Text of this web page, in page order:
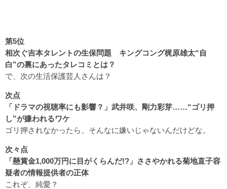
第5位
相次ぐ吉本タレントの生保問題 キングコング梶原雄太“自
白”の裏にあったタレコミとは？
で、次の生活保護芸人さんは？
次点
「ドラマの視聴率にも影響？」武井咲、剛力彩芽……“ゴリ押
し”が嫌われるワケ
ゴリ押されなかったら、そんなに嫌いじゃないんだけどな。
次々点
「懸賞金1,000万円に目がくらんだ!?」ささやかれる菊地直子容
疑者の情報提供者の正体
これぞ、純愛？